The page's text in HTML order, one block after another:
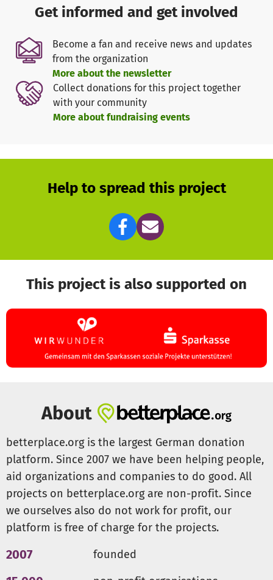
Get informed and get involved
Become a fan and receive news and updates
from the organization
More about the newsletter
Collect donations for this project together
with your community
More about fundraising events
Help to spread this project
This project is also supported on
About
betterplace.org is the largest German donation
platform. Since 2007 we have been helping people,
aid organizations and companies to do good. All
projects on betterplace.org are non-profit. Since
we ourselves also do not work for profit, our
platform is free of charge for the projects.
2007 founded